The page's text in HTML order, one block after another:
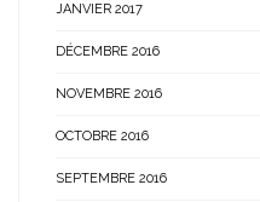
JANVIER 2017
DÉCEMBRE 2016
NOVEMBRE 2016
OCTOBRE 2016
SEPTEMBRE 2016